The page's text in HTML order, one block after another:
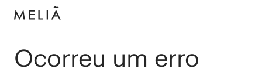
Ocorreu um erro